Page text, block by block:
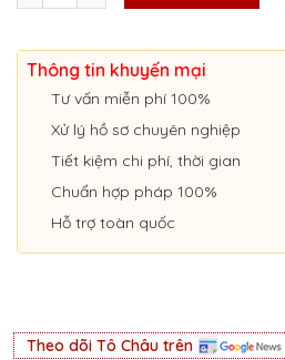
Thông tin khuyến mại
Tư vấn miễn phí 100%
Xử lý hồ sơ chuyên nghiệp
Tiết kiệm chi phí, thời gian
Chuẩn hợp pháp 100%
Hỗ trợ toàn quốc
Theo dõi Tô Châu trên